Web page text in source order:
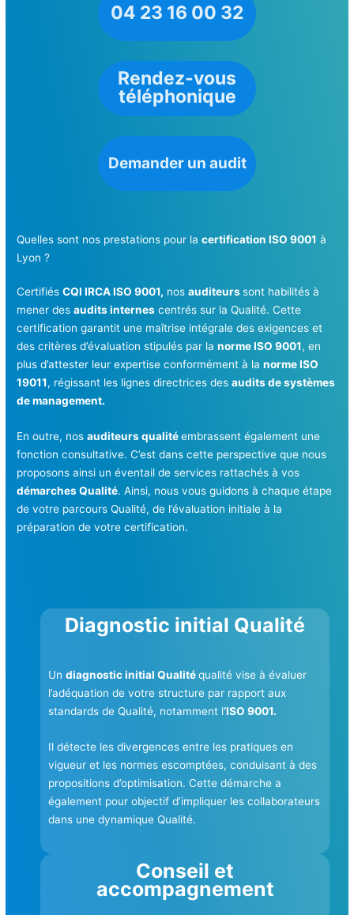
04 23 16 00 32
Rendez-vous
téléphonique
Demander un audit
Quelles sont nos prestations pour lacertification ISO 9001 à
Lyon ?
CertifiésCQI IRCA ISO 9001, nosauditeurssont habilités à
mener desaudits internes centrés sur la Qualité. Cette
certification garantit une maîtrise intégrale des exigences et
des critères d’évaluation stipulés par lanorme ISO 9001, en
plus d’attester leur expertise conformément à lanorme ISO
19011, régissant les lignes directrices desaudits de systèmes
de management.
En outre, nosauditeurs qualitéembrassent également une
fonction consultative. C’est dans cette perspective que nous
proposons ainsi un éventail de services rattachés à vos
démarches Qualité. Ainsi, nous vous guidons à chaque étape
de votre parcours Qualité, de l’évaluation initiale à la
préparation de votre certification.
Diagnostic initial Qualité
Undiagnostic initial Qualitéqualité vise à évaluer
l’adéquation de votre structure par rapport aux
standards de Qualité, notamment l‘ISO 9001.
Il détecte les divergences entre les pratiques en
vigueur et les normes escomptées, conduisant à des
propositions d’optimisation. Cette démarche a
également pour objectif d’impliquer les collaborateurs
dans une dynamique Qualité.
Conseil et
accompagnement